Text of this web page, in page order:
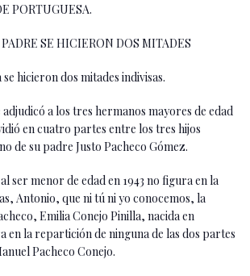
PORTUGUESA.
SE HICIERON DOS MITADES
hicieron dos mitades indivisas.
a los tres hermanos mayores de edad
en cuatro partes entre los tres hijos
de su padre Justo Pacheco Gómez.
ser menor de edad en 1943 no figura en la
Antonio, que ni tú ni yo conocemos, la
Emilia Conejo Pinilla, nacida en
la repartición de ninguna de las dos partes
Pacheco Conejo.